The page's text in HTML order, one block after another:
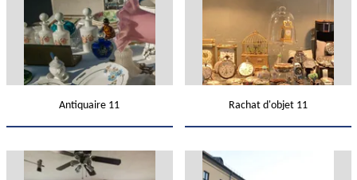
Antiquaire 11 Rachat d'objet 11